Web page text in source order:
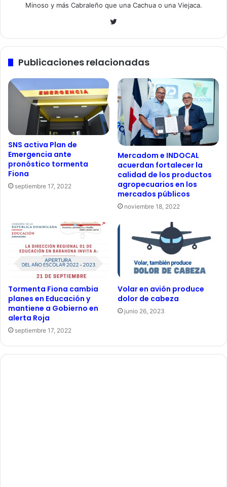
Minoso y más Cabraleño que una Cachua o una Viejaca.
Twitter
Publicaciones relacionadas
SNS activa Plan de
Emergencia ante
pronóstico tormenta
Fiona
septiembre 17, 2022
Mercadom e INDOCAL
acuerdan fortalecer la
calidad de los productos
agropecuarios en los
mercados públicos
noviembre 18, 2022
Tormenta Fiona cambia
planes en Educación y
mantiene a Gobierno en
alerta Roja
septiembre 17, 2022
Volar en avión produce
dolor de cabeza
junio 26, 2023